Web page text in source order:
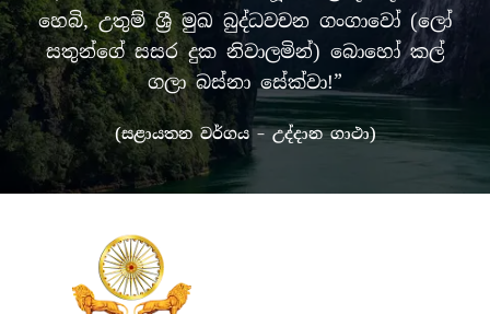
හෙබි, උතුම් ශ්‍රී මුඛ බුද්ධවචන ගංගාවෝ (ලෝ
සතුන්ගේ සසර දුක නිවාලමින්) බොහෝ කල්
ගලා බස්නා සේක්වා!”
(සළායතන වර්ගය – උද්දාන ගාථා)